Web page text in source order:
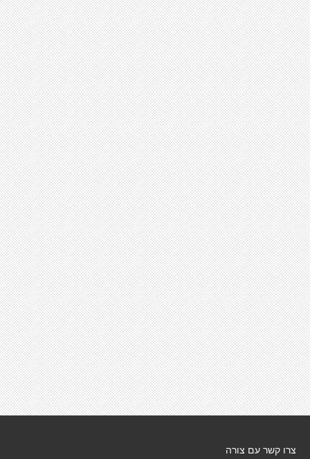
צרו קשר עם צורה